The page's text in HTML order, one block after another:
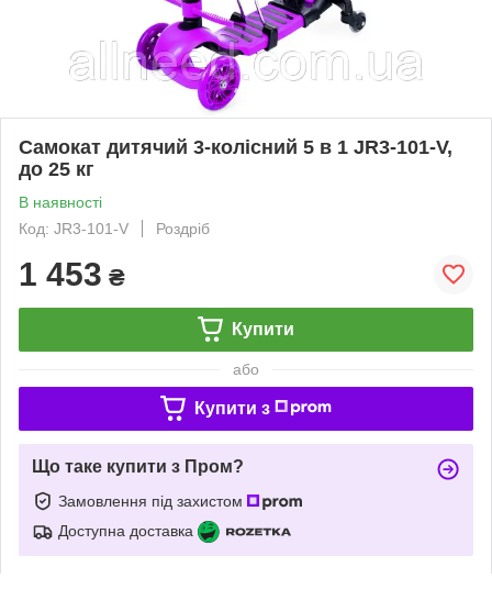
Самокат дитячий 3-колісний 5 в 1 JR3-101-V,
до 25 кг
В наявності
Код: JR3-101-V
Роздріб
1 453 ₴
Купити
або
Купити з
Що таке купити з Пром?
Замовлення під захистом
Доступна доставка